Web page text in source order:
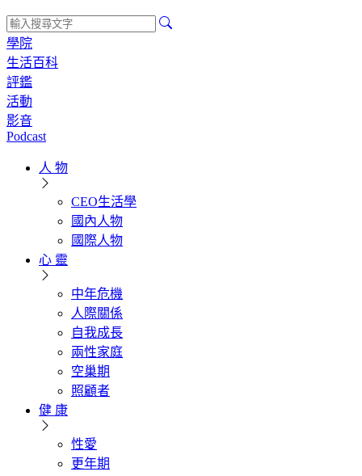
學院
生活百科
評鑑
活動
影音
Podcast
人 物
CEO生活學
國內人物
國際人物
心 靈
中年危機
人際關係
自我成長
兩性家庭
空巢期
照顧者
健 康
性愛
更年期